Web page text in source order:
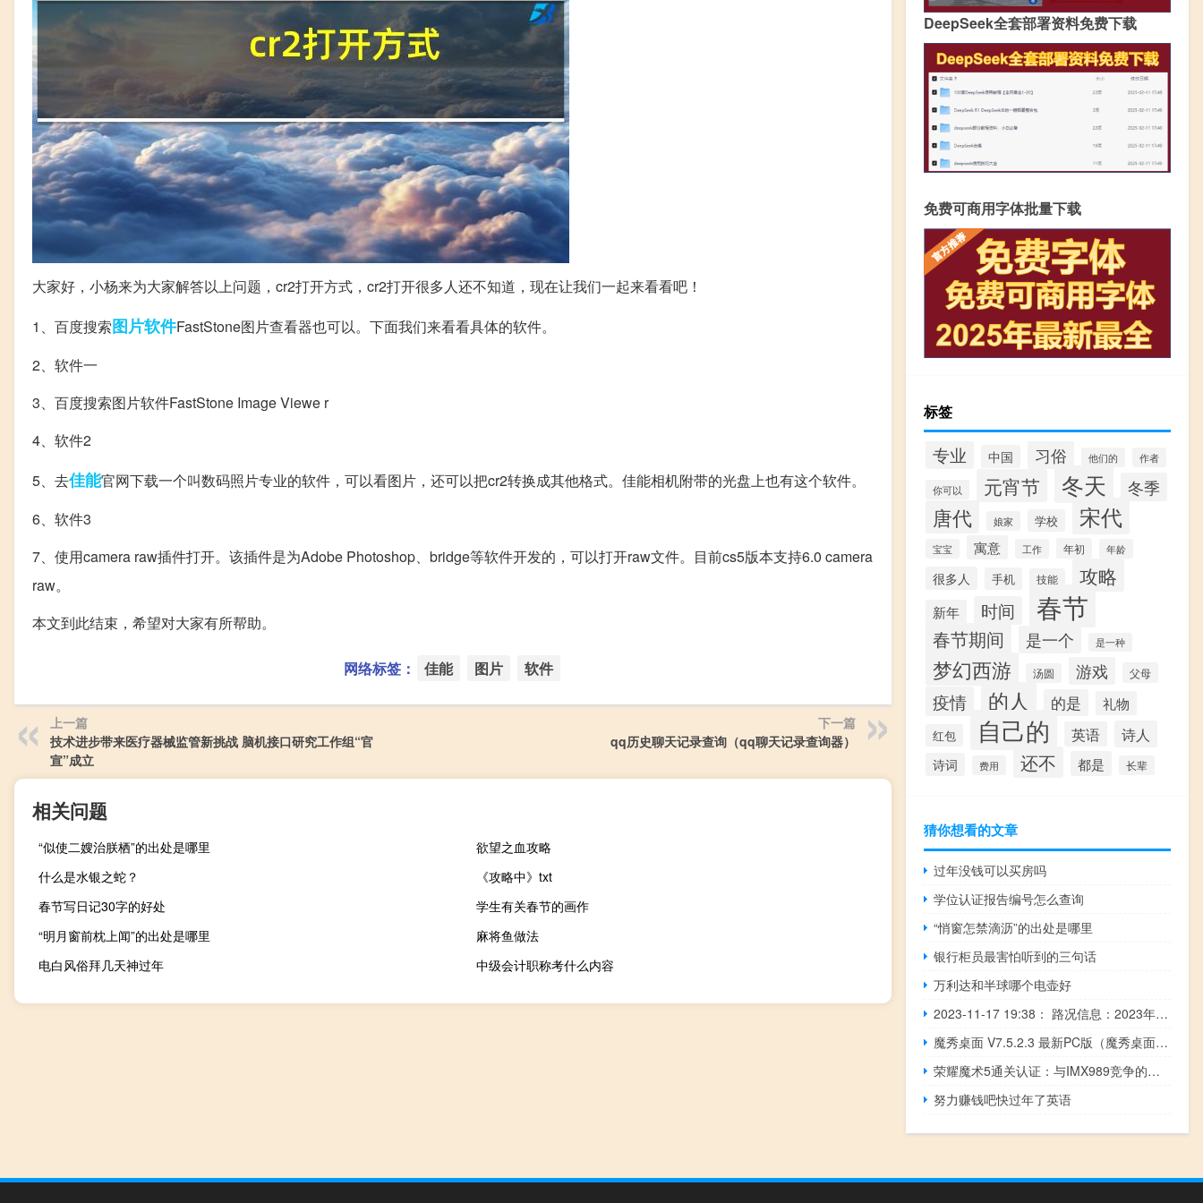
大家好，小杨来为大家解答以上问题，cr2打开方式，cr2打开很多人还不知道，现在让我们一起来看看吧！
1、百度搜索图片软件FastStone图片查看器也可以。下面我们来看看具体的软件。
2、软件一
3、百度搜索图片软件FastStone Image Viewe r
4、软件2
5、去佳能官网下载一个叫数码照片专业的软件，可以看图片，还可以把cr2转换成其他格式。佳能相机附带的光盘上也有这个软件。
6、软件3
7、使用camera raw插件打开。该插件是为Adobe Photoshop、bridge等软件开发的，可以打开raw文件。目前cs5版本支持6.0 camera
raw。
本文到此结束，希望对大家有所帮助。
网络标签： 佳能 图片 软件
上一篇
技术进步带来医疗器械监管新挑战 脑机接口研究工作组“官
宣”成立
下一篇
qq历史聊天记录查询（qq聊天记录查询器）
相关问题
“似使二嫂治朕栖”的出处是哪里
欲望之血攻略
什么是水银之蛇？
《攻略中》txt
春节写日记30字的好处
学生有关春节的画作
“明月窗前枕上闻”的出处是哪里
麻将鱼做法
电白风俗拜几天神过年
中级会计职称考什么内容
DeepSeek全套部署资料免费下载
免费可商用字体批量下载
标签
专业 中国 习俗 他们的 作者
你可以 元宵节 冬天 冬季
唐代 娘家 学校 宋代
宝宝 寓意 工作 年初 年龄
很多人 手机 技能 攻略
新年 时间 春节
春节期间 是一个 是一种
梦幻西游 汤圆 游戏 父母
疫情 的人 的是 礼物
红包 自己的 英语 诗人
诗词 费用 还不 都是 长辈
猜你想看的文章
过年没钱可以买房吗
学位认证报告编号怎么查询
“悄窗怎禁滴沥”的出处是哪里
银行柜员最害怕听到的三句话
万利达和半球哪个电壶好
2023-11-17 19:38： 路况信息：2023年11月17日18时37分，长芷高速长韶娄段娄底收费站附近以东K92处东往西因两车追尾占用超车道和应急车道，至19时37分事故已处理完毕。Sa85Za ​​​
魔秀桌面 V7.5.2.3 最新PC版（魔秀桌面 V7.5.2.3 最新PC版功能简介）
荣耀魔术5通关认证：与IMX989竞争的新镜头
努力赚钱吧快过年了英语